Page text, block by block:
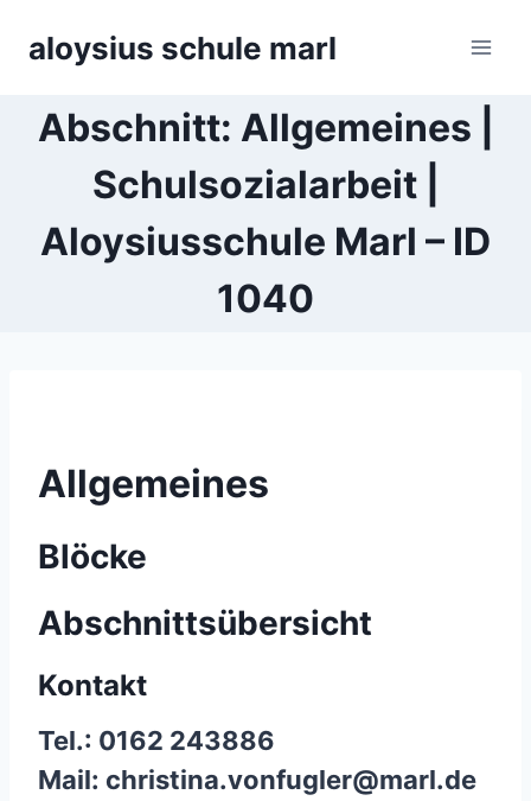
Inhaltaloysius schule marl
Abschnitt: Allgemeines |
Schulsozialarbeit |
Aloysiusschule Marl – ID
1040
Allgemeines
Blöcke
Abschnittsübersicht
Kontakt
Tel.: 0162 243886
Mail: christina.vonfugler@marl.de